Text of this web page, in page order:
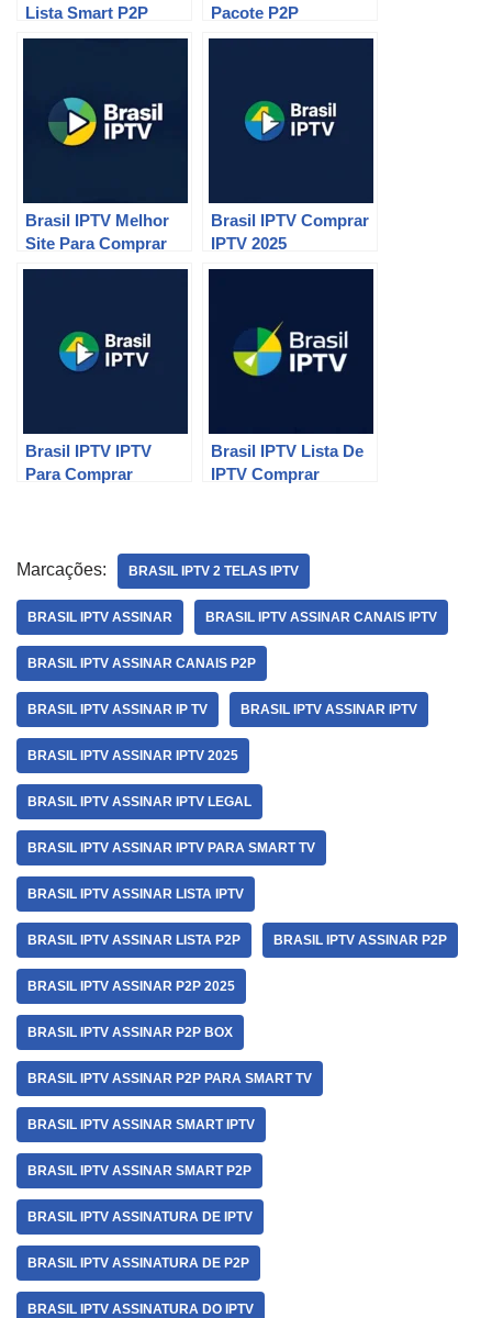
Lista Smart P2P
Pacote P2P
Brasil IPTV Melhor
Site Para Comprar
P2P
Brasil IPTV Comprar
IPTV 2025
Brasil IPTV IPTV
Para Comprar
Brasil IPTV Lista De
IPTV Comprar
Marcações: BRASIL IPTV 2 TELAS IPTV
BRASIL IPTV ASSINAR BRASIL IPTV ASSINAR CANAIS IPTV
BRASIL IPTV ASSINAR CANAIS P2P
BRASIL IPTV ASSINAR IP TV BRASIL IPTV ASSINAR IPTV
BRASIL IPTV ASSINAR IPTV 2025
BRASIL IPTV ASSINAR IPTV LEGAL
BRASIL IPTV ASSINAR IPTV PARA SMART TV
BRASIL IPTV ASSINAR LISTA IPTV
BRASIL IPTV ASSINAR LISTA P2P BRASIL IPTV ASSINAR P2P
BRASIL IPTV ASSINAR P2P 2025
BRASIL IPTV ASSINAR P2P BOX
BRASIL IPTV ASSINAR P2P PARA SMART TV
BRASIL IPTV ASSINAR SMART IPTV
BRASIL IPTV ASSINAR SMART P2P
BRASIL IPTV ASSINATURA DE IPTV
BRASIL IPTV ASSINATURA DE P2P
BRASIL IPTV ASSINATURA DO IPTV